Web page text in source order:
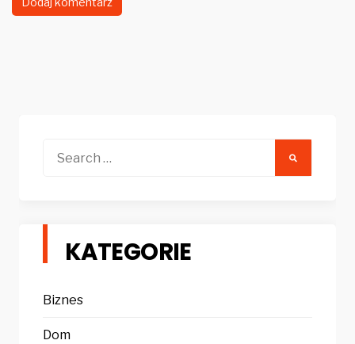
KATEGORIE
Biznes
Dom